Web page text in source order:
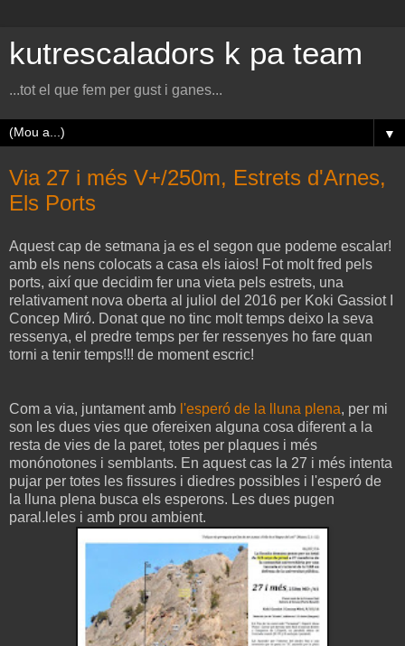
kutrescaladors k pa team
...tot el que fem per gust i ganes...
▼
Via 27 i més V+/250m, Estrets d'Arnes,
Els Ports
Aquest cap de setmana ja es el segon que podeme escalar!
amb els nens colocats a casa els iaios! Fot molt fred pels
ports, així que decidim fer una vieta pels estrets, una
relativament nova oberta al juliol del 2016 per Koki Gassiot I
Concep Miró. Donat que no tinc molt temps deixo la seva
ressenya, el predre temps per fer ressenyes ho fare quan
torni a tenir temps!!! de moment escric!
Com a via, juntament amb l'esperó de la lluna plena, per mi
son les dues vies que ofereixen alguna cosa diferent a la
resta de vies de la paret, totes per plaques i més
monónotones i semblants. En aquest cas la 27 i més intenta
pujar per totes les fissures i diedres possibles i l'esperó de
la lluna plena busca els esperons. Les dues pugen
paral.leles i amb prou ambient.